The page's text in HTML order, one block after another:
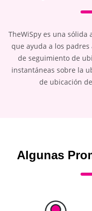
TheWiSpy es una
que ayuda a los
de seguimiento de
instantáneas sobre la
de ubicación
Algunas